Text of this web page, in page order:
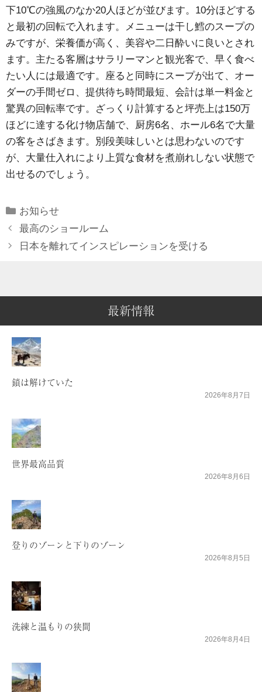
下10℃の強風のなか20人ほどが並びます。10分ほどする
と最初の回転で入れます。メニューは干し鱈のスープの
みですが、栄養価が高く、美容や二日酔いに良いとされ
ます。主たる客層はサラリーマンと観光客で、早く食べ
たい人には最適です。座ると同時にスープが出て、オー
ダーの手間ゼロ、提供待ち時間最短、会計は単一料金と
驚異の回転率です。ざっくり計算すると坪売上は150万
ほどに達する化け物店舗で、厨房6名、ホール6名で大量
の客をさばきます。別段美味しいとは思わないのです
が、大量仕入れにより上質な食材を煮崩れしない状態で
出せるのでしょう。
Categories
お知らせ
最高のショールーム
日本を離れてインスピレーションを受ける
最新情報
鎖は解けていた
2026年8月7日
世界最高品質
2026年8月6日
登りのゾーンと下りのゾーン
2026年8月5日
洗練と温もりの狭間
2026年8月4日